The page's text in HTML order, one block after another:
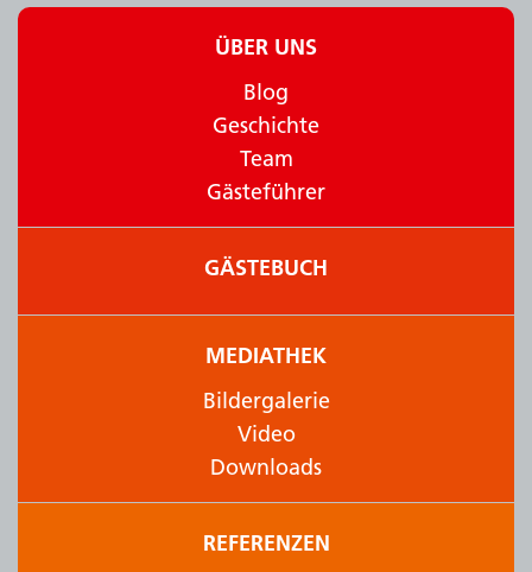
ÜBER UNS
Blog
Geschichte
Team
Gästeführer
GÄSTEBUCH
MEDIATHEK
Bildergalerie
Video
Downloads
REFERENZEN